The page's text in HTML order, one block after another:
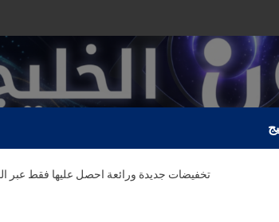
تخفيضات جديدة ورائعة احصل عليها فقط عبر